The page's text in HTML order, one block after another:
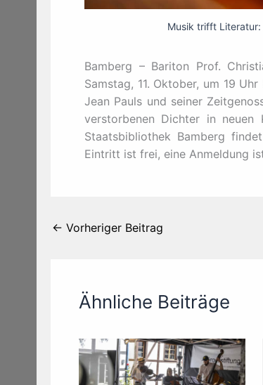
Musik trifft Literatur:
Bamberg – Bariton Prof.
Samstag, 11. Oktober, um 19
Jean Pauls und seiner
verstorbenen Dichter in neuen
Staatsbibliothek Bamberg
Eintritt ist frei, eine Anmeldung
← Vorheriger Beitrag
Ähnliche Beiträge